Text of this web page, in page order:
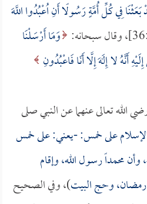
بَعَثْنَا فِي كُلِّ أُمَّةٍ رَسُولًا أَنِ اُعْبُدُوا اللَّهَ
وَمَا أَرْسَلْنَا
لا إِلَهَ إِلَّا أَنَا فَاعْبُدُونِ
الله تعالى عنهما عن النبي صلى
على خمس: -يعني: على خمس
وأن محمداً رسول الله، وإقام
رمضان، وحج البيت)، وفي الصحيح